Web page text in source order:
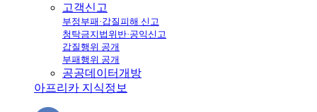
고객신고
부정부패·갑질피해 신고
청탁금지법위반·공익신고
갑질행위 공개
부패행위 공개
공공데이터개방
아프리카 지식정보